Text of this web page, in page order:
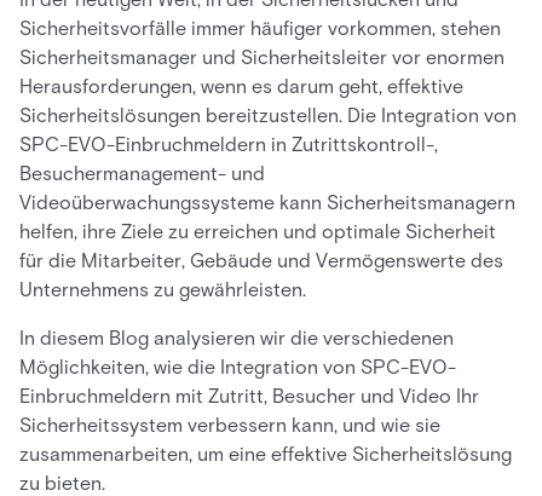
Sicherheitsvorfälle immer häufiger vorkommen, stehen
Sicherheitsmanager und Sicherheitsleiter vor enormen
Herausforderungen, wenn es darum geht, effektive
Sicherheitslösungen bereitzustellen. Die Integration von
SPC-EVO-Einbruchmeldern in Zutrittskontroll-,
Besuchermanagement- und
Videoüberwachungssysteme kann Sicherheitsmanagern
helfen, ihre Ziele zu erreichen und optimale Sicherheit
für die Mitarbeiter, Gebäude und Vermögenswerte des
Unternehmens zu gewährleisten.
In diesem Blog analysieren wir die verschiedenen
Möglichkeiten, wie die Integration von SPC-EVO-
Einbruchmeldern mit Zutritt, Besucher und Video Ihr
Sicherheitssystem verbessern kann, und wie sie
zusammenarbeiten, um eine effektive Sicherheitslösung
zu bieten.